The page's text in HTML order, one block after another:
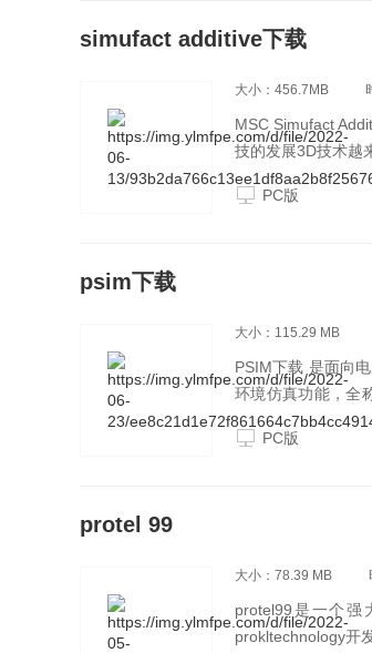
simufact additive下载
大小：456.7MB
MSC Simufact
技的发展3D技术越
来越多了。MSC
构耦合分析、温度
PC版
psim下载
大小：115.29 MB
PSIM下载 是面向
环境仿真功能，全
汉化下载 通过这款
提供强有力的仿真
PC版
protel 99
大小：78.39 MB
protel99是一个
prokltechnology开